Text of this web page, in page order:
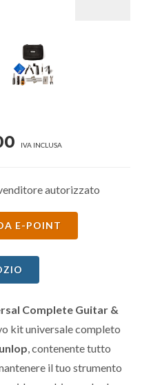
IVA INCLUSA
autorizzato
E-POINT
Complete Guitar &
kit universale completo
, contenente tutto
il tuo strumento